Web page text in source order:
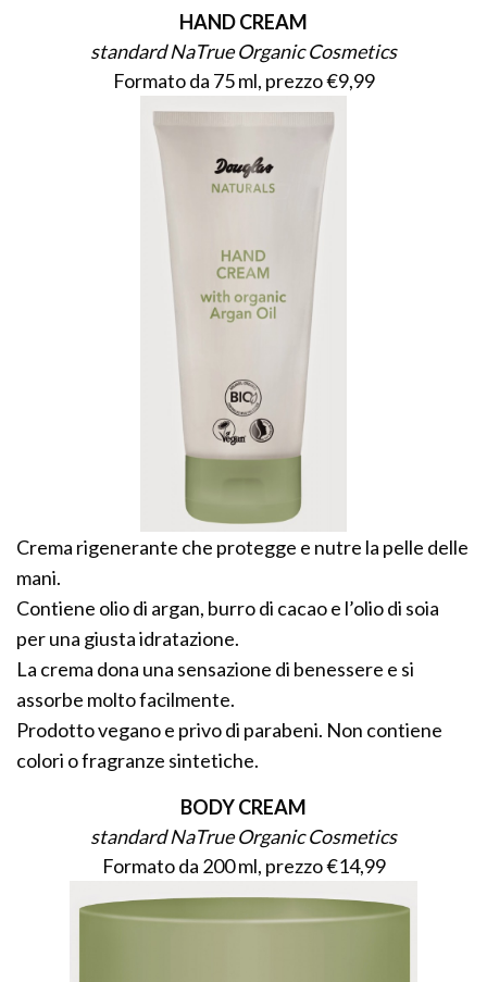
HAND CREAM
standard NaTrue Organic Cosmetics
Formato da 75 ml, prezzo €9,99
Crema rigenerante che protegge e nutre la pelle delle
mani.
Contiene olio di argan, burro di cacao e l’olio di soia
per una giusta idratazione.
La crema dona una sensazione di benessere e si
assorbe molto facilmente.
Prodotto vegano e privo di parabeni. Non contiene
colori o fragranze sintetiche.
BODY CREAM
standard NaTrue Organic Cosmetics
Formato da 200 ml, prezzo €14,99